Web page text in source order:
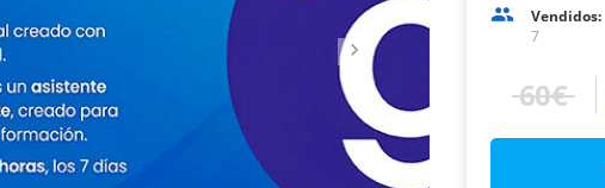
Vendidos:
7
60€